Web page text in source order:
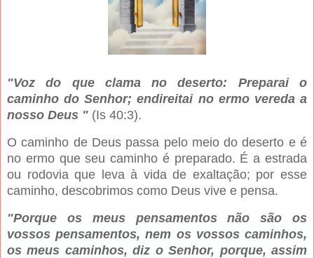
"Voz do que clama no deserto: Preparai o
caminho do Senhor; endireitai no ermo vereda a
nosso Deus " (Is 40:3).
O caminho de Deus passa pelo meio do deserto e é
no ermo que seu caminho é preparado. É a estrada
ou rodovia que leva à vida de exaltação; por esse
caminho, descobrimos como Deus vive e pensa.
"Porque os meus pensamentos não são os
vossos pen­samentos, nem os vossos caminhos,
os meus caminhos, diz o Senhor, porque, assim